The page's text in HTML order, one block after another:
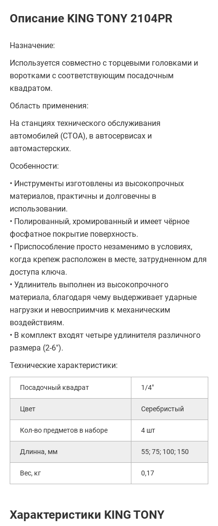
Описание KING TONY 2104PR
Назначение:
Используется совместно с торцевыми головками и
воротками с соответствующим посадочным
квадратом.
Область применения:
На станциях технического обслуживания
автомобилей (СТОА), в автосервисах и
автомастерских.
Особенности:
• Инструменты изготовлены из высокопрочных
материалов, практичны и долговечны в
использовании.
• Полированный, хромированный и имеет чёрное
фосфатное покрытие поверхность.
• Приспособление просто незаменимо в условиях,
когда крепеж расположен в месте, затрудненном для
доступа ключа.
• Удлинитель выполнен из высокопрочного
материала, благодаря чему выдерживает ударные
нагрузки и невосприимчив к механическим
воздействиям.
• В комплект входят четыре удлинителя различного
размера (2-6").
Технические характеристики:
Посадочный квадрат 1/4"
Цвет Серебристый
Кол-во предметов в наборе 4 шт
Длинна, мм 55; 75; 100; 150
Вес, кг 0,17
Характеристики KING TONY